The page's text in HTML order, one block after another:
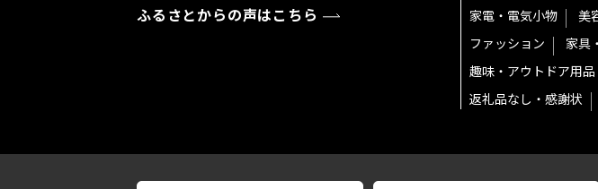
ふるさとからの声はこちら
家電・電気小物
美
ファッション
家具
趣味・アウトドア用品
返礼品なし・感謝状